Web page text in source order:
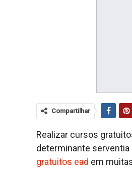
Compartilhar
Realizar cursos
determinante serventia
gratuitos ead em